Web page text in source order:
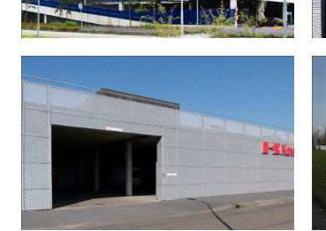
PARKEERGARAGE IKEA IN DUIVEN